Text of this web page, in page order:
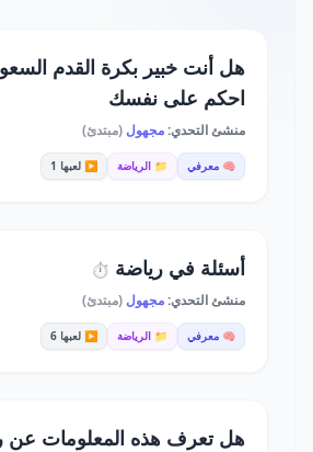
هل أنت خبير بكرة القدم
احكم على نفسك
منشئ التحدي:مجهول (مبتدئ)
🧠 معرفي 📁 الرياضة ▶️ لعبها 1
أسئلة في رياضة ⏱️
منشئ التحدي:مجهول (مبتدئ)
🧠 معرفي 📁 الرياضة ▶️ لعبها 6
هل تعرف هذه المعلومات عن